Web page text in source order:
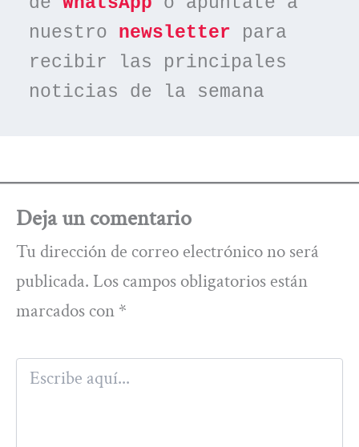
nuestro newsletter para
recibir las principales
noticias de la semana
Deja un comentario
Tu dirección de correo electrónico no será
publicada. Los campos obligatorios están
marcados con *
Escribe
aquí...